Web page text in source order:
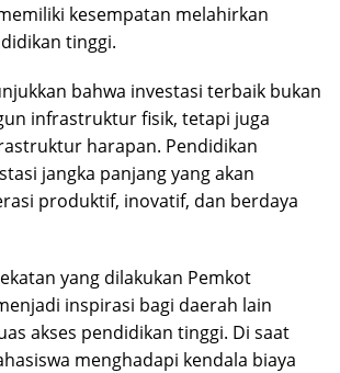
kesempatan melahirkan
tinggi.
bahwa investasi terbaik bukan
infrastruktur fisik, tetapi juga
harapan. Pendidikan
jangka panjang yang akan
produktif, inovatif, dan berdaya
yang dilakukan Pemkot
inspirasi bagi daerah lain
akses pendidikan tinggi. Di saat
menghadapi kendala biaya